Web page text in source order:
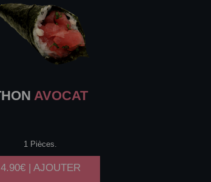
AVOCAT
1 Pièces.
4.90€ | AJOUTER